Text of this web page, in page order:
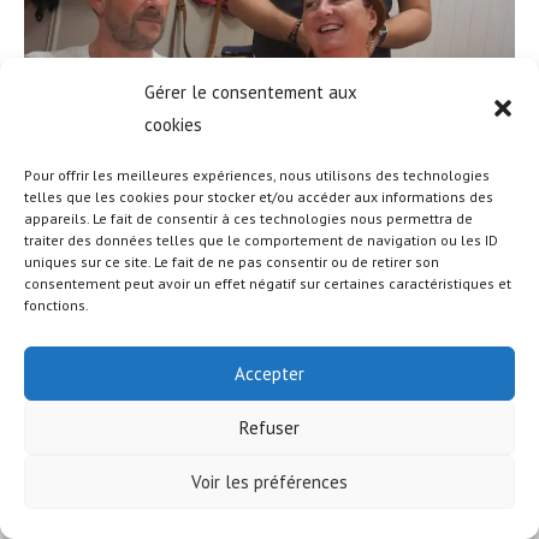
Gérer le consentement aux
cookies
Pour offrir les meilleures expériences, nous utilisons des technologies
telles que les cookies pour stocker et/ou accéder aux informations des
appareils. Le fait de consentir à ces technologies nous permettra de
traiter des données telles que le comportement de navigation ou les ID
uniques sur ce site. Le fait de ne pas consentir ou de retirer son
consentement peut avoir un effet négatif sur certaines caractéristiques et
fonctions.
Accepter
Refuser
Voir les préférences
© COPYRIGHT - OCEANWP THEME BY NICK